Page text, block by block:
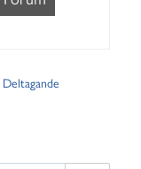
Deltagande